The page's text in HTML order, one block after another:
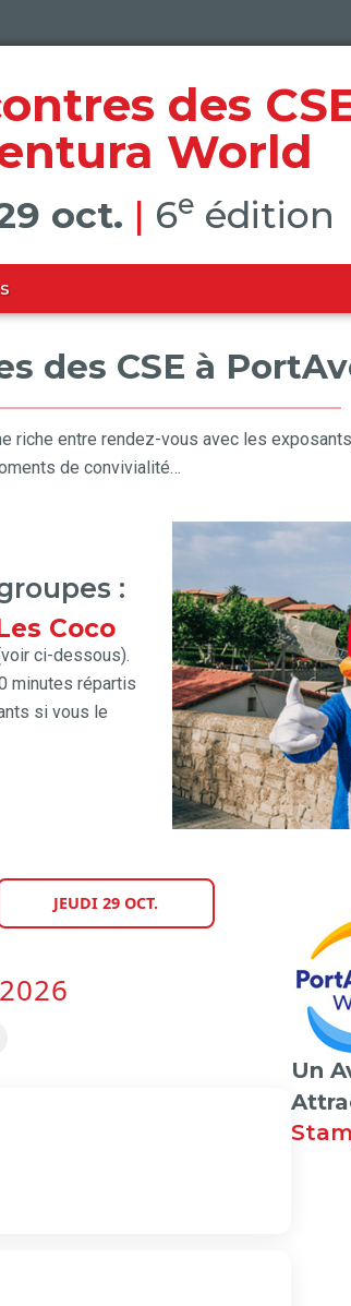
des
World
oct. | 6e édition
des CSE à
riche entre rendez-vous avec les
de convivialité…
:
Coco
ci-dessous).
minutes répartis
si vous le
JEUDI 29 OCT.
Un